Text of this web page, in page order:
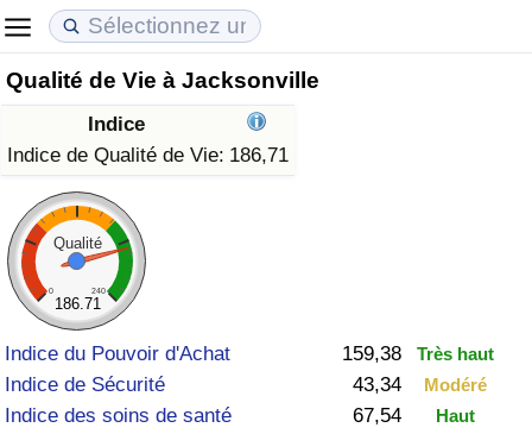
Qualité de Vie à Jacksonville
Indice
Indice de Qualité de Vie: 186,71
Qualité
0 240
186.71
Indice du Pouvoir d'Achat 159,38 Très haut
Indice de Sécurité 43,34 Modéré
Indice des soins de santé 67,54 Haut
Coût de la vie
Indice du Coût de la Vie (Actuel)
Indice du Coût de la Vie
Indice du coût de la vie par pays
à Akaba
Prix de l'immobilier
Indice des Prix de l'immobilier (Actuel)
Indice des Prix de l'immobilier
Indice des Prix de l'immobilier par Pays
Qualité de Vie
Indice de Qualité de Vie
Indice de Qualité de Vie (Actuel)
Indice de qualité de vie par pays
Criminalité
Indice de Criminalité (Actuel)